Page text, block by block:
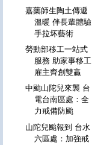
嘉藥師生陶土傳遞
溫暖 伴長輩體驗
手拉坏藝術
勞動部移工一站式
服務 助家事移工
雇主齊創雙贏
中颱山陀兒來襲 台
電台南區處：全
力戒備防颱
山陀兒颱報到 台水
六區處：加強戒